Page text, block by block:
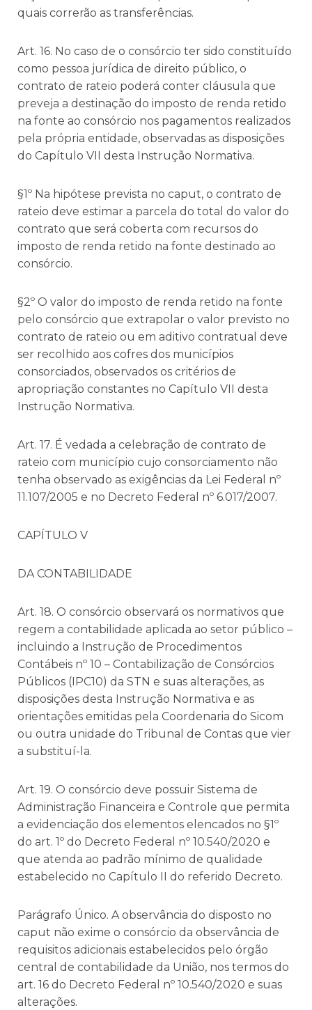
quais correrão as transferências.
Art. 16. No caso de o consórcio ter sido constituído
como pessoa jurídica de direito público, o
contrato de rateio poderá conter cláusula que
preveja a destinação do imposto de renda retido
na fonte ao consórcio nos pagamentos realizados
pela própria entidade, observadas as disposições
do Capítulo VII desta Instrução Normativa.
§1º Na hipótese prevista no caput, o contrato de
rateio deve estimar a parcela do total do valor do
contrato que será coberta com recursos do
imposto de renda retido na fonte destinado ao
consórcio.
§2º O valor do imposto de renda retido na fonte
pelo consórcio que extrapolar o valor previsto no
contrato de rateio ou em aditivo contratual deve
ser recolhido aos cofres dos municípios
consorciados, observados os critérios de
apropriação constantes no Capítulo VII desta
Instrução Normativa.
Art. 17. É vedada a celebração de contrato de
rateio com município cujo consorciamento não
tenha observado as exigências da Lei Federal nº
11.107/2005 e no Decreto Federal nº 6.017/2007.
CAPÍTULO V
DA CONTABILIDADE
Art. 18. O consórcio observará os normativos que
regem a contabilidade aplicada ao setor público –
incluindo a Instrução de Procedimentos
Contábeis nº 10 – Contabilização de Consórcios
Públicos (IPC10) da STN e suas alterações, as
disposições desta Instrução Normativa e as
orientações emitidas pela Coordenaria do Sicom
ou outra unidade do Tribunal de Contas que vier
a substituí-la.
Art. 19. O consórcio deve possuir Sistema de
Administração Financeira e Controle que permita
a evidenciação dos elementos elencados no §1º
do art. 1º do Decreto Federal nº 10.540/2020 e
que atenda ao padrão mínimo de qualidade
estabelecido no Capítulo II do referido Decreto.
Parágrafo Único. A observância do disposto no
caput não exime o consórcio da observância de
requisitos adicionais estabelecidos pelo órgão
central de contabilidade da União, nos termos do
art. 16 do Decreto Federal nº 10.540/2020 e suas
alterações.